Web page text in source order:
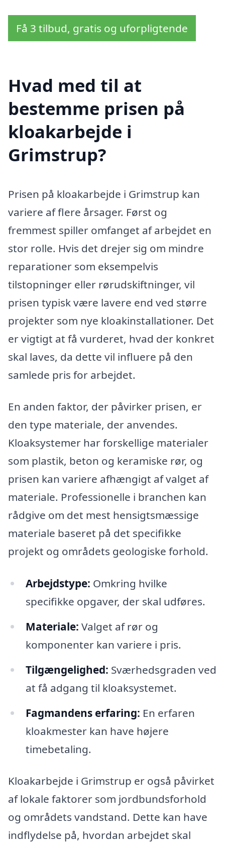
Få 3 tilbud, gratis og uforpligtende
Hvad med til at
bestemme prisen på
kloakarbejde i
Grimstrup?
Prisen på kloakarbejde i Grimstrup kan
variere af flere årsager. Først og
fremmest spiller omfanget af arbejdet en
stor rolle. Hvis det drejer sig om mindre
reparationer som eksempelvis
tilstopninger eller rørudskiftninger, vil
prisen typisk være lavere end ved større
projekter som nye kloakinstallationer. Det
er vigtigt at få vurderet, hvad der konkret
skal laves, da dette vil influere på den
samlede pris for arbejdet.
En anden faktor, der påvirker prisen, er
den type materiale, der anvendes.
Kloaksystemer har forskellige materialer
som plastik, beton og keramiske rør, og
prisen kan variere afhængigt af valget af
materiale. Professionelle i branchen kan
rådgive om det mest hensigtsmæssige
materiale baseret på det specifikke
projekt og områdets geologiske forhold.
Arbejdstype: Omkring hvilke
specifikke opgaver, der skal udføres.
Materiale: Valget af rør og
komponenter kan variere i pris.
Tilgængelighed: Sværhedsgraden ved
at få adgang til kloaksystemet.
Fagmandens erfaring: En erfaren
kloakmester kan have højere
timebetaling.
Kloakarbejde i Grimstrup er også påvirket
af lokale faktorer som jordbundsforhold
og områdets vandstand. Dette kan have
indflydelse på, hvordan arbejdet skal